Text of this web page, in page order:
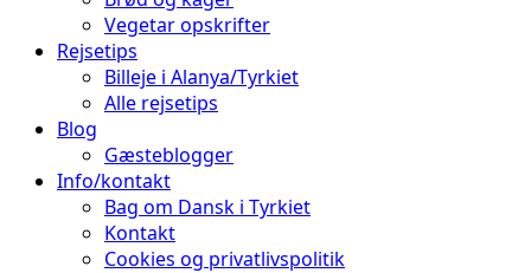
Vegetar opskrifter
Rejsetips
Billeje i Alanya/Tyrkiet
Alle rejsetips
Blog
Gæsteblogger
Info/kontakt
Bag om Dansk i Tyrkiet
Kontakt
Cookies og privatlivspolitik